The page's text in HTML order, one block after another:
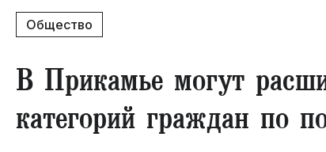
Общество
​В Прикамье могут
категорий граждан по